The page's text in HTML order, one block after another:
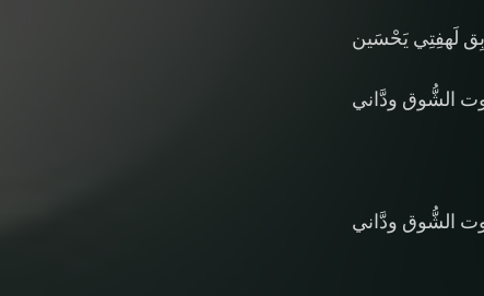
لَهفِتِي يَحْسَين
الشُّوق ودَّاني
الشُّوق ودَّاني